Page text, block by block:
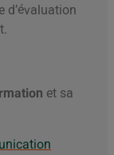
d’évaluation
et sa